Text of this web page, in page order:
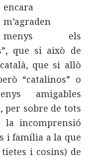
encara
m’agraden
menys els
que si això de
que si allò
“catalinos” o
amigables
per sobre de tots
la incomprensió
i família a la que
i cosins) de